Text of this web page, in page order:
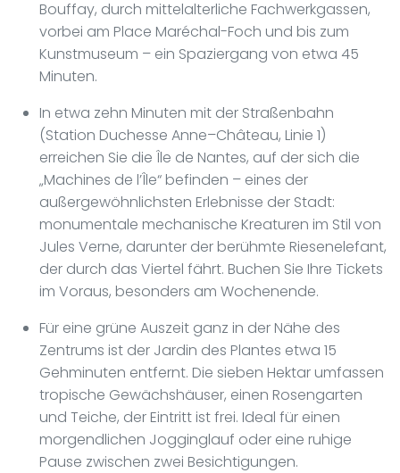
Bouffay, durch mittelalterliche Fachwerkgassen,
vorbei am Place Maréchal-Foch und bis zum
Kunstmuseum – ein Spaziergang von etwa 45
Minuten.
In etwa zehn Minuten mit der Straßenbahn
(Station Duchesse Anne–Château, Linie 1)
erreichen Sie die Île de Nantes, auf der sich die
„Machines de l’Île“ befinden – eines der
außergewöhnlichsten Erlebnisse der Stadt:
monumentale mechanische Kreaturen im Stil von
Jules Verne, darunter der berühmte Riesenelefant,
der durch das Viertel fährt. Buchen Sie Ihre Tickets
im Voraus, besonders am Wochenende.
Für eine grüne Auszeit ganz in der Nähe des
Zentrums ist der Jardin des Plantes etwa 15
Gehminuten entfernt. Die sieben Hektar umfassen
tropische Gewächshäuser, einen Rosengarten
und Teiche, der Eintritt ist frei. Ideal für einen
morgendlichen Jogginglauf oder eine ruhige
Pause zwischen zwei Besichtigungen.